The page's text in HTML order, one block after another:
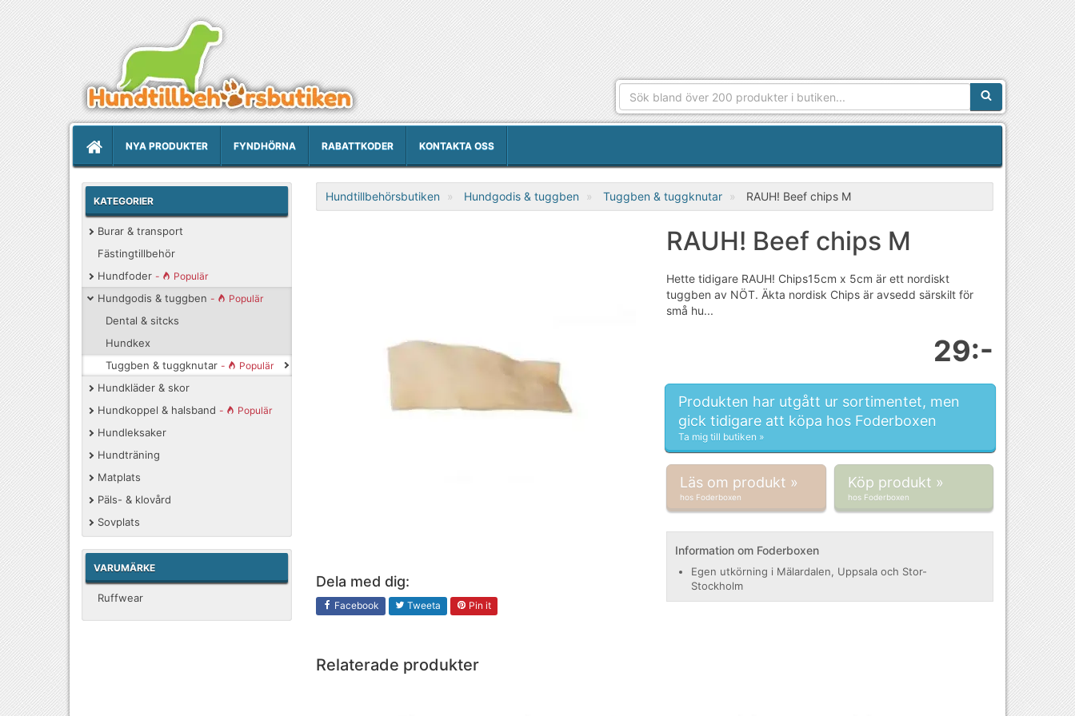
Sökfras:
NYA PRODUKTER FYNDHÖRNA RABATTKODER KONTAKTA OSS
KATEGORIER
Burar & transport
Fästingtillbehör
Hundfoder - Populär
Hundgodis & tuggben - Populär
Dental & sitcks
Hundkex
Tuggben & tuggknutar - Populär
Hundkläder & skor
Hundkoppel & halsband - Populär
Hundleksaker
Hundträning
Matplats
Päls- & klovård
Sovplats
VARUMÄRKE
Ruffwear
Hundtillbehörsbutiken Hundgodis & tuggben Tuggben & tuggknutar RAUH! Beef chips M
Dela med dig:
Facebook Tweeta Pin it
RAUH! Beef chips M
Hette tidigare RAUH! Chips15cm x 5cm är ett nordiskt
tuggben av NÖT. Äkta nordisk Chips är avsedd särskilt för
små hu...
29:-
Produkten har utgått ur sortimentet, men
gick tidigare att köpa hos Foderboxen
Ta mig till butiken »
Läs om produkt »
hos Foderboxen
Köp produkt »
hos Foderboxen
Information om Foderboxen
Egen utkörning i Mälardalen, Uppsala och Stor-
Stockholm
Relaterade produkter